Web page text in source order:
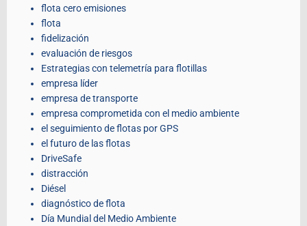
flota cero emisiones
flota
fidelización
evaluación de riesgos
Estrategias con telemetría para flotillas
empresa líder
empresa de transporte
empresa comprometida con el medio ambiente
el seguimiento de flotas por GPS
el futuro de las flotas
DriveSafe
distracción
Diésel
diagnóstico de flota
Día Mundial del Medio Ambiente